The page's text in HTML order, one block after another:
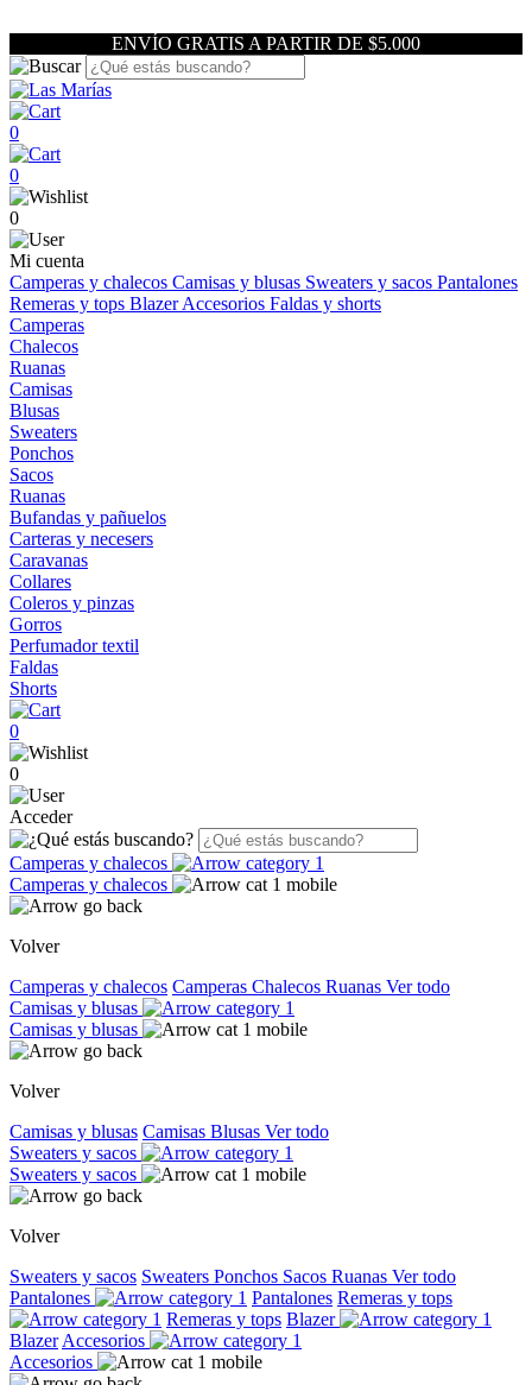
ENVÍO GRATIS A PARTIR DE $5.000
0
0
0
Mi cuenta
Camperas y chalecos Camisas y blusas Sweaters y sacos Pantalones
Remeras y tops BlazerAccesorios Faldas y shorts
Camperas
Chalecos
Ruanas
Camisas
Blusas
Sweaters
Ponchos
Sacos
Ruanas
Bufandas y pañuelos
Carteras y necesers
Caravanas
Collares
Coleros y pinzas
Gorros
Perfumador textil
Faldas
Shorts
0
0
Acceder
Camperas y chalecos
Camperas y chalecos
Volver
Camperas y chalecos Camperas Chalecos Ruanas Ver todo
Camisas y blusas
Camisas y blusas
Volver
Camisas y blusas Camisas Blusas Ver todo
Sweaters y sacos
Sweaters y sacos
Volver
Sweaters y sacos Sweaters Ponchos Sacos Ruanas Ver todo
Pantalones
Pantalones Remeras y tops
Remeras y tops Blazer
Blazer Accesorios
Accesorios